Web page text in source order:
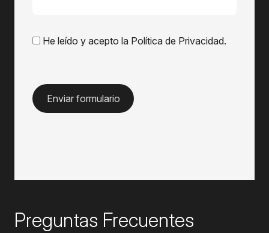
He leído y acepto la Política de Privacidad.
Preguntas Frecuentes